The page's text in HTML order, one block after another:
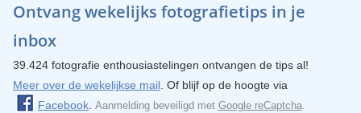
Ontvang wekelijks fotografietips in je
inbox
39.424 fotografie enthousiastelingen ontvangen de tips al!
Meer over de wekelijkse mail. Of blijf op de hoogte via
Facebook. Aanmelding beveiligd met Google reCaptcha.